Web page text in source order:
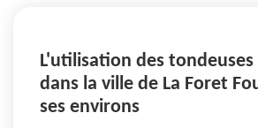
L'utilisation des tondeuses
dans la ville de La Foret
ses environs